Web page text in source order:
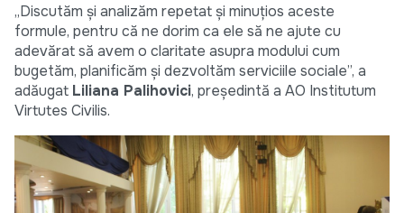
„Discutăm și analizăm repetat și minuțios aceste
formule, pentru că ne dorim ca ele să ne ajute cu
adevărat să avem o claritate asupra modului cum
bugetăm, planificăm și dezvoltăm serviciile sociale”, a
adăugat Liliana Palihovici, președintă a AO Institutum
Virtutes Civilis.